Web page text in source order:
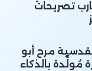
تصريحات
مرح أبو
مُولَّدة بالذكاء